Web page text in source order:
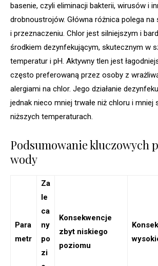
basenie, czyli eliminacji bakterii, wirusów i
drobnoustrojów. Główna różnica polega na
i przeznaczeniu. Chlor jest silniejszym i
środkiem dezynfekującym, skutecznym w
temperatur i pH. Aktywny tlen jest
często preferowaną przez osoby z
alergiami na chlor. Jego działanie
jednak nieco mniej trwałe niż chloru i mniej
niższych temperaturach.
Podsumowanie kluczowych
wody
Para
metr
Za
le
ca
ny
po
zi
Konsekwencje
zbyt niskiego
poziomu